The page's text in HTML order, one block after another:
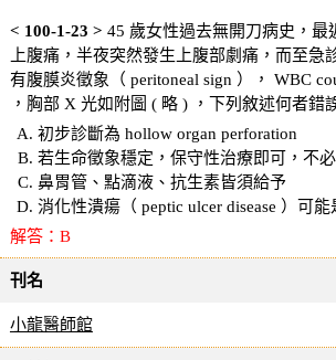
< 100-1-23 > 45 歲女性過去無開刀病史，最
上腹痛，半夜突然發生上腹部劇痛，而至急
有腹膜炎徵象（ peritoneal sign ）， WBC
，胸部 X 光如附圖 ( 略 ) ，下列敘述何者錯
初步診斷為 hollow organ perforation
若生命徵象穩定，保守性治療即可，不
鼻胃管、點滴液、抗生素皆須給予
消化性潰瘍（ peptic ulcer disease ）可能
解答：B
刊名
小龍醫師館